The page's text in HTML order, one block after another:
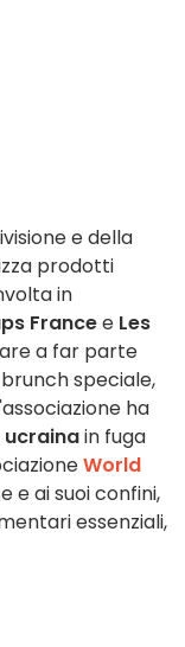
e della
prodotti
in
Francee Les
a far parte
speciale,
ha
in fuga
World
e ai suoi confini,
essenziali,